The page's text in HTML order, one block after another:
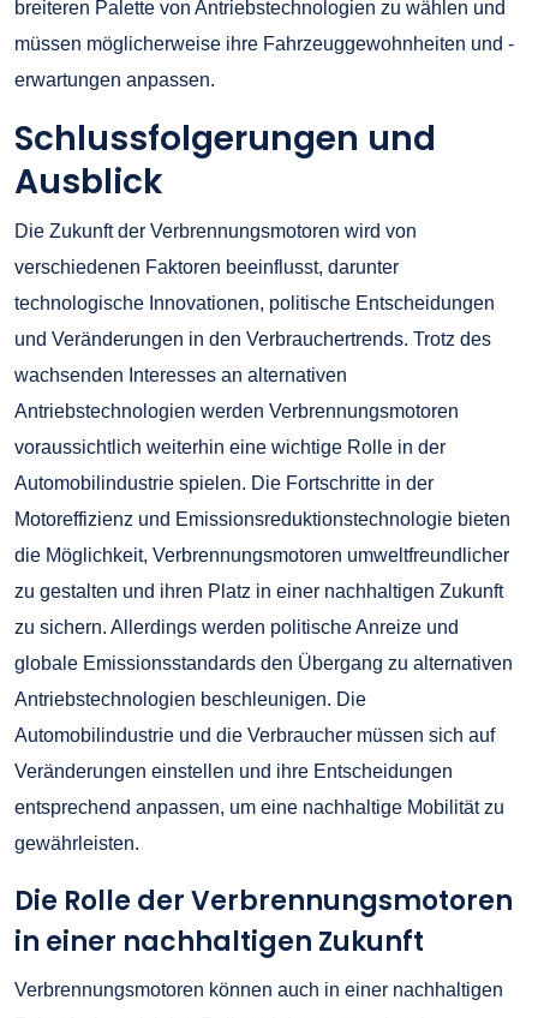
breiteren Palette von Antriebstechnologien zu wählen und
müssen möglicherweise ihre Fahrzeuggewohnheiten und -
erwartungen anpassen.
Schlussfolgerungen und
Ausblick
Die Zukunft der Verbrennungsmotoren wird von
verschiedenen Faktoren beeinflusst, darunter
technologische Innovationen, politische Entscheidungen
und Veränderungen in den Verbrauchertrends. Trotz des
wachsenden Interesses an alternativen
Antriebstechnologien werden Verbrennungsmotoren
voraussichtlich weiterhin eine wichtige Rolle in der
Automobilindustrie spielen. Die Fortschritte in der
Motoreffizienz und Emissionsreduktionstechnologie bieten
die Möglichkeit, Verbrennungsmotoren umweltfreundlicher
zu gestalten und ihren Platz in einer nachhaltigen Zukunft
zu sichern. Allerdings werden politische Anreize und
globale Emissionsstandards den Übergang zu alternativen
Antriebstechnologien beschleunigen. Die
Automobilindustrie und die Verbraucher müssen sich auf
Veränderungen einstellen und ihre Entscheidungen
entsprechend anpassen, um eine nachhaltige Mobilität zu
gewährleisten.
Die Rolle der Verbrennungsmotoren
in einer nachhaltigen Zukunft
Verbrennungsmotoren können auch in einer nachhaltigen